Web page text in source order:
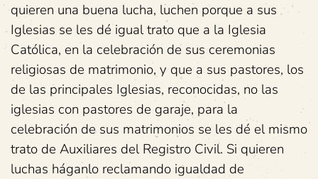
quieren una buena lucha, luchen porque a sus
Iglesias se les dé igual trato que a la Iglesia
Católica, en la celebración de sus ceremonias
religiosas de matrimonio, y que a sus pastores, los
de las principales Iglesias, reconocidas, no las
iglesias con pastores de garaje, para la
celebración de sus matrimonios se les dé el mismo
trato de Auxiliares del Registro Civil. Si quieren
luchas háganlo reclamando igualdad de